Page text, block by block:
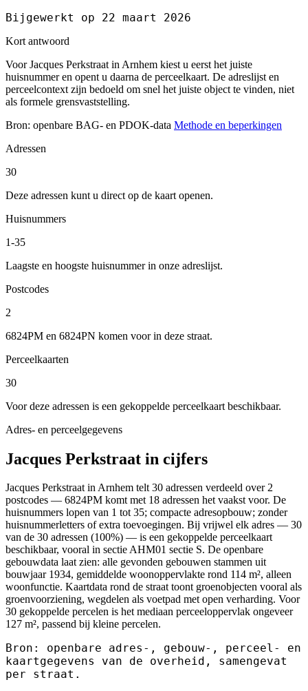
Bijgewerkt op 22 maart 2026
Kort antwoord
Voor Jacques Perkstraat in Arnhem kiest u eerst het juiste
huisnummer en opent u daarna de perceelkaart. De adreslijst en
perceelcontext zijn bedoeld om snel het juiste object te vinden, niet
als formele grensvaststelling.
Bron: openbare BAG- en PDOK-data Methode en beperkingen
Adressen
30
Deze adressen kunt u direct op de kaart openen.
Huisnummers
1-35
Laagste en hoogste huisnummer in onze adreslijst.
Postcodes
2
6824PM en 6824PN komen voor in deze straat.
Perceelkaarten
30
Voor deze adressen is een gekoppelde perceelkaart beschikbaar.
Adres- en perceelgegevens
Jacques Perkstraat in cijfers
Jacques Perkstraat in Arnhem telt 30 adressen verdeeld over 2
postcodes — 6824PM komt met 18 adressen het vaakst voor. De
huisnummers lopen van 1 tot 35; compacte adresopbouw; zonder
huisnummerletters of extra toevoegingen. Bij vrijwel elk adres — 30
van de 30 adressen (100%) — is een gekoppelde perceelkaart
beschikbaar, vooral in sectie AHM01 sectie S. De openbare
gebouwdata laat zien: alle gevonden gebouwen stammen uit
bouwjaar 1934, gemiddelde woonoppervlakte rond 114 m², alleen
woonfunctie. Kaartdata rond de straat toont groenobjecten vooral als
groenvoorziening, wegdelen als voetpad met open verharding. Voor
30 gekoppelde percelen is het mediaan perceeloppervlak ongeveer
127 m², passend bij kleine percelen.
Bron: openbare adres-, gebouw-, perceel- en
kaartgegevens van de overheid, samengevat
per straat.